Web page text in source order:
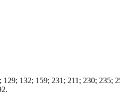
129; 132; 159; 231; 211; 230; 235;